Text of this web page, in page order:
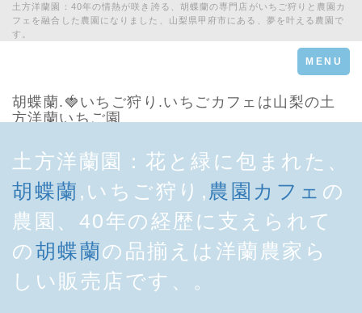
土方洋蘭園：40年の情熱が咲き誇る、胡蝶蘭の専門店がいちご狩りと農園カ
フェを融合した農園になりました、山梨県甲府市にある、夢を叶える農園で
す。
Toggle
navigation
MENU
胡蝶蘭.🍓いちご狩り.いちごカフェは山梨の土
方洋蘭いちご園
土方洋蘭園：花と緑に包まれた、
胡蝶蘭 ,いちご狩り, 農園カフェ の
農園、40年の経歴に支えられて
の胡蝶蘭の品揃えは洋蘭農家ら
しい販売店です、。